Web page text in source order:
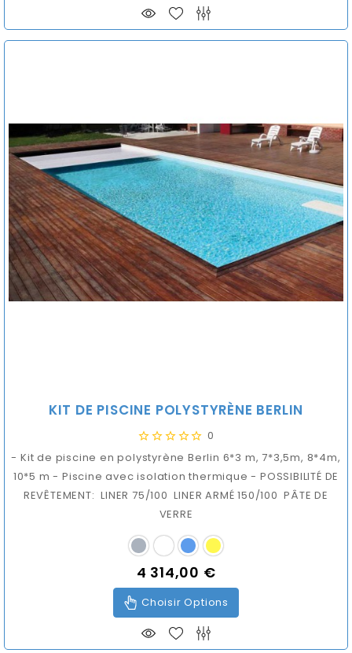
KIT DE PISCINE POLYSTYRÈNE BERLIN
0
- Kit de piscine en polystyrène Berlin 6*3 m, 7*3,5m, 8*4m,
10*5 m - Piscine avec isolation thermique - POSSIBILITÉ DE
REVÊTEMENT: LINER 75/100 LINER ARMÉ 150/100 PÂTE DE
VERRE
Prix
4 314,00 €
Choisir Options